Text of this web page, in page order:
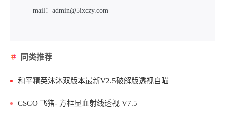
mail：admin@5ixczy.com
同类推荐
和平精英沐沐双版本最新V2.5破解版透视自瞄
CSGO 飞猪- 方框显血射线透视 V7.5